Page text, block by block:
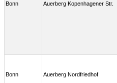
Bonn Auerberg Kopenhagener Str.
Bonn Auerberg Nordfriedhof